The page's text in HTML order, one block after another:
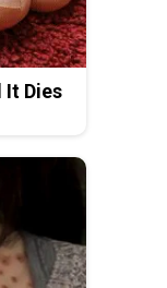
It Dies